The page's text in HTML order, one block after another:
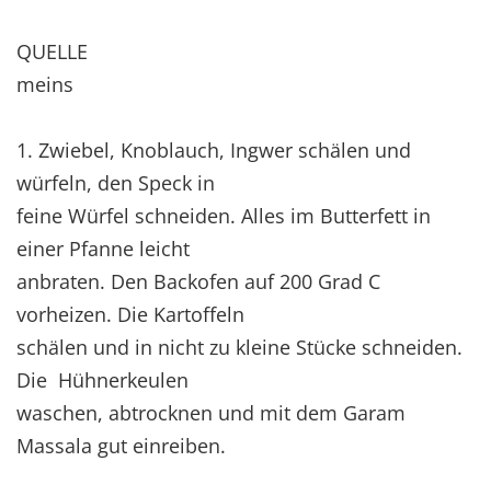
QUELLE
meins
1. Zwiebel, Knoblauch, Ingwer schälen und
würfeln, den Speck in
feine Würfel schneiden. Alles im Butterfett in
einer Pfanne leicht
anbraten. Den Backofen auf 200 Grad C
vorheizen. Die Kartoffeln
schälen und in nicht zu kleine Stücke schneiden.
Die Hühnerkeulen
waschen, abtrocknen und mit dem Garam
Massala gut einreiben.